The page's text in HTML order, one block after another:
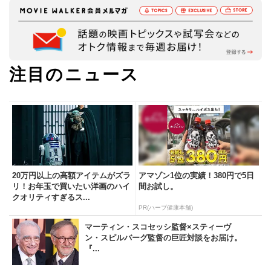
注目のニュース
20万円以上の高額アイテムがズラ
リ！お年玉で買いたい洋画のハイ
クオリティすぎるス...
アマゾン1位の実績！380円で5日
間お試し。
PR(ハーブ健康本舗)
マーティン・スコセッシ監督×スティーヴ
ン・スピルバーグ監督の巨匠対談をお届け。
『...